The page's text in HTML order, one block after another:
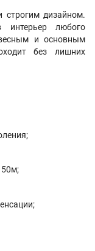
дизайном.
интерьер любого
и основным
без лишних
50м;